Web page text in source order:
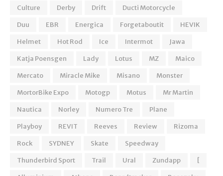
Culture Derby Drift
Ducti Motorcycle
Duu
EBR Energica Forgetaboutit
HEVIK
Helmet
Hot Rod Ice Intermot
Jawa
Katja Poensgen
Lady Lotus MZ
Maico
Mercato
Miracle Mike Misano
Monster
MortorBike Expo
Motogp Motus
Mr Martin
Nautica
Norley Numero Tre
Plane
Playboy
REVIT Reeves Review
Rizoma
Rock
SYDNEY Skate
Speedway
Thunderbird Sport
Trail Ural Zundapp
[